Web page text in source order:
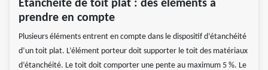
Étanchéité de toit plat : des éléments à
prendre en compte
Plusieurs éléments entrent en compte dans le dispositif d’étanchéité
d’un toit plat. L’élément porteur doit supporter le toit des matériaux
d’étanchéité. Le toit doit comporter une pente au maximum 5 %. Le